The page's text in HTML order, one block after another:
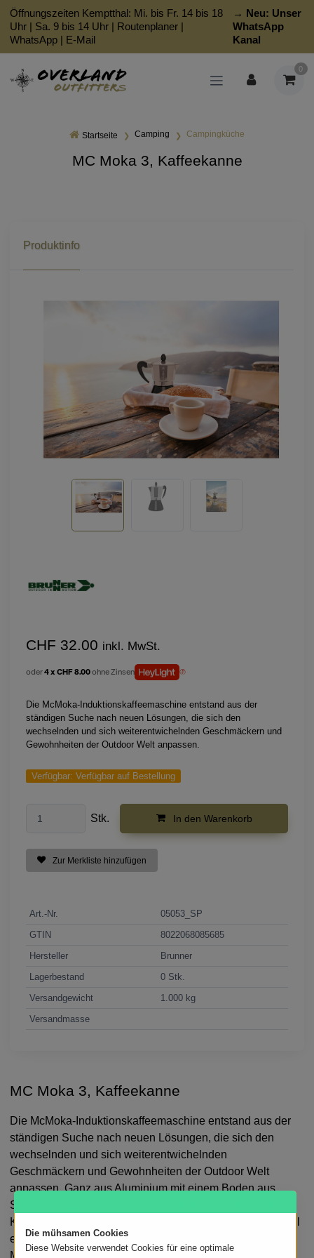
Öffnungszeiten Kemptthal: Mi. bis Fr. 14 bis 18
Uhr | Sa. 9 bis 14 Uhr | Routenplaner |
WhatsApp | E-Mail
→ Neu: Unser
WhatsApp
Kanal
0
Startseite Camping Campingküche
MC Moka 3, Kaffeekanne
Produktinfo
CHF 32.00 inkl. MwSt.
oder4 x CHF 8.00ohne Zinsen
Die McMoka-Induktionskaffeemaschine entstand aus der
ständigen Suche nach neuen Lösungen, die sich den
wechselnden und sich weiterentwichelnden Geschmäckern und
Gewohnheiten der Outdoor Welt anpassen.
Verfügbar: Verfügbar auf Bestellung
Stk. In den Warenkorb
Zur Merkliste hinzufügen
Art.-Nr.
05053_SP
GTIN
8022068085685
Hersteller
Brunner
Lagerbestand
0 Stk.
Versandgewicht
1.000 kg
Versandmasse
MC Moka 3, Kaffeekanne
Die McMoka-Induktionskaffeemaschine entstand aus der
ständigen Suche nach neuen Lösungen, die sich den
wechselnden und sich weiterentwichelnden
Geschmäckern und Gewohnheiten der Outdoor Welt
anpassen. Ganz aus Aluminium mit einem Boden aus
Stahl gefertigt, repräsentiert sich die historische Moka-
Kanne, auf die wir nicht verzichten können, aber mit Vorteil
einer sehr breiten, als auch sehr stabilen Basis und der
Möglichkeit, sie auf jedem Kochfeld zu verwenden.
Die mühsamen Cookies
Diese Website verwendet Cookies für eine optimale